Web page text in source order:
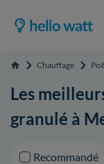
Accueil Chauffage
Les
granulé à
Recommandé